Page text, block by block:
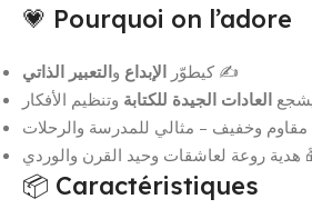
💗 Pourquoi on l’adore
كيطوّر الإبداع والتعبير الذاتي
✍️
العادات الجيدة للكتابة وتنظيم الأفكار
🎁
📦 Caractéristiques